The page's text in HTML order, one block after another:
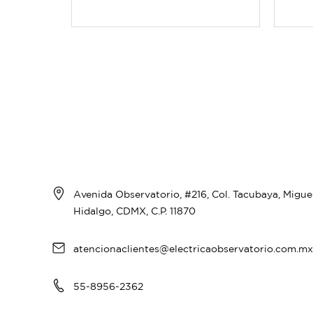
Avenida Observatorio, #216, Col. Tacubaya,
Hidalgo, CDMX, C.P. 11870
atencionaclientes@electricaobservatorio.com.mx
55-8956-2362